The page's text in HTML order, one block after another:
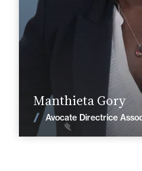
Manthieta Gory
Avocate DirectriceVoir